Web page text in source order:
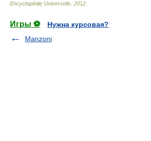
Encyclopédie Universelle 2012
Игры ⚽
Нужна курсовая?
Manzoni